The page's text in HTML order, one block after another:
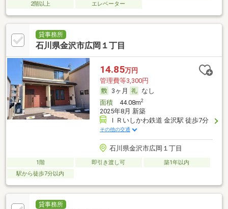
2階以上
エレベーター
貸事務所
石川県金沢市広岡１丁目
14.85万円
管理費等3,300円
3ヶ月
なし
面積44.08m2
2025年8月 新築
ＩＲいしかわ鉄道 金沢駅 徒歩7分
その他の交通
石川県金沢市広岡１丁目
1階 即引き渡し可
築1年以内
駅から徒歩7分以内
貸事務所